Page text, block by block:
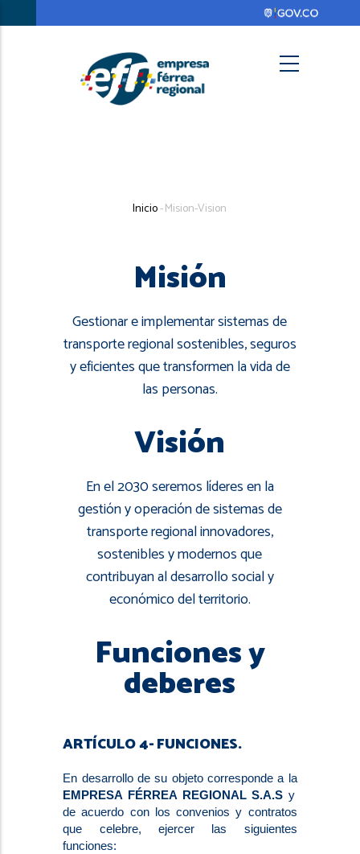
contenido
Sobrescribir
de
ayuda
a
la
navegación
Inicio-Mision-Vision
Misión
Gestionar e implementar sistemas de
transporte regional sostenibles, seguros
y eficientes que transformen la vida de
las personas.
Visión
En el 2030 seremos líderes en la
gestión y operación de sistemas de
transporte regional innovadores,
sostenibles y modernos que
contribuyan al desarrollo social y
económico del territorio.
Funciones y
deberes
ARTÍCULO 4- FUNCIONES.
En desarrollo de su objeto corresponde a la
EMPRESA FÉRREA REGIONAL S.A.S y
de acuerdo con los convenios y contratos
que celebre, ejercer las siguientes
funciones: